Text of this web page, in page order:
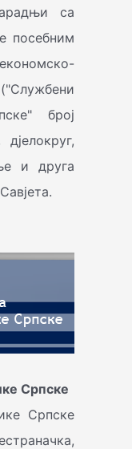
са
посебним
број
и друга
Српске
Српске